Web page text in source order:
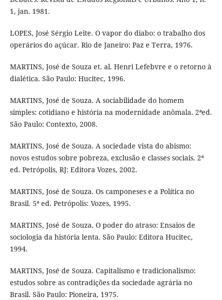
1, jan. 1981.
LOPES, José Sérgio Leite. O vapor do diabo: o trabalho dos
operários do açúcar. Rio de Janeiro: Paz e Terra, 1976.
MARTINS, José de Souza et. al. Henri Lefebvre e o retorno à
dialética. São Paulo: Hucitec, 1996.
MARTINS, José de Souza. A sociabilidade do homem
simples: cotidiano e história na modernidade anômala. 2ªed.
São Paulo: Contexto, 2008.
MARTINS, José de Souza. A sociedade vista do abismo:
novos estudos sobre pobreza, exclusão e classes sociais. 2ª
ed. Petrópolis, RJ: Editora Vozes, 2002.
MARTINS, José de Souza. Os camponeses e a Política no
Brasil. 5ª ed. Petrópolis: Vozes, 1995.
MARTINS, José de Souza. O poder do atraso: Ensaios de
sociologia da história lenta. São Paulo: Editora Hucitec,
1994.
MARTINS, José de Souza. Capitalismo e tradicionalismo:
estudos sobre as contradições da sociedade agrária no
Brasil. São Paulo: Pioneira, 1975.